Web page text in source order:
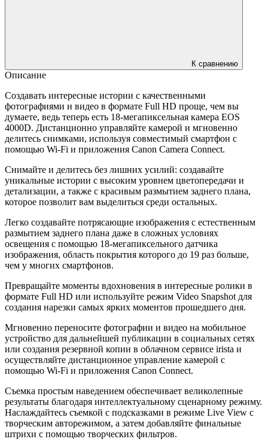
К сравнению
Описание
Создавать интересные истории с качественными
фотографиями и видео в формате Full HD проще, чем вы
думаете, ведь теперь есть 18-мегапиксельная камера EOS
4000D. Дистанционно управляйте камерой и мгновенно
делитесь снимками, используя совместимый смартфон с
помощью Wi-Fi и приложения Canon Camera Connect.
Снимайте и делитесь без лишних усилий: создавайте
уникальные истории с высоким уровнем цветопередачи и
детализации, а также с красивым размытием заднего плана,
которое позволит вам выделиться среди остальных.
Легко создавайте потрясающие изображения с естественным
размытием заднего плана даже в сложных условиях
освещения с помощью 18-мегапиксельного датчика
изображения, область покрытия которого до 19 раз больше,
чем у многих смартфонов.
Превращайте моменты вдохновения в интересные ролики в
формате Full HD или используйте режим Video Snapshot для
создания нарезки самых ярких моментов прошедшего дня.
Мгновенно переносите фотографии и видео на мобильное
устройство для дальнейшей публикации в социальных сетях
или создания резервной копии в облачном сервисе irista и
осуществляйте дистанционное управление камерой с
помощью Wi-Fi и приложения Canon Connect.
Съемка простым наведением обеспечивает великолепные
результаты благодаря интеллектуальному сценарному режиму.
Наслаждайтесь съемкой с подсказками в режиме Live View с
творческим авторежимом, а затем добавляйте финальные
штрихи с помощью творческих фильтров.